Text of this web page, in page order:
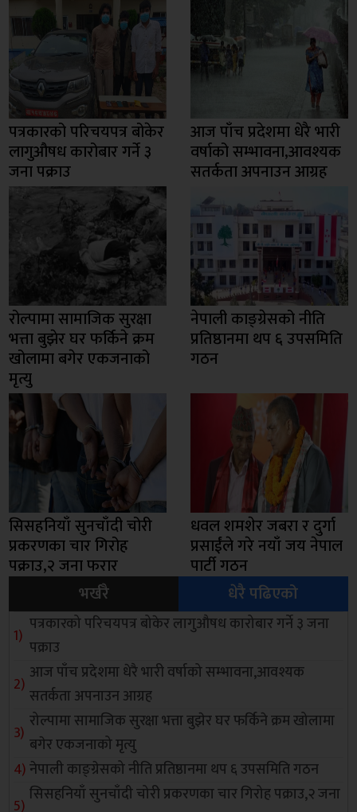
पत्रकारको परिचयपत्र बोकेर
लागुऔषध कारोबार गर्ने ३
जना पक्राउ
आज पाँच प्रदेशमा धेरै भारी
वर्षाको सम्भावना,आवश्यक
सतर्कता अपनाउन आग्रह
रोल्पामा सामाजिक सुरक्षा
भत्ता बुझेर घर फर्किने क्रम
खोलामा बगेर एकजनाको
मृत्यु
नेपाली काङ्ग्रेसको नीति
प्रतिष्ठानमा थप ६ उपसमिति
गठन
सिसहनियाँ सुनचाँदी चोरी
प्रकरणका चार गिरोह
पक्राउ,२ जना फरार
धवल शमशेर जबरा र दुर्गा
प्रसाईंले गरे नयाँ जय नेपाल
पार्टी गठन
भर्खरै
धेरै पढिएको
पत्रकारको परिचयपत्र बोकेर लागुऔषध कारोबार गर्ने ३ जना
पक्राउ
आज पाँच प्रदेशमा धेरै भारी वर्षाको सम्भावना,आवश्यक
सतर्कता अपनाउन आग्रह
रोल्पामा सामाजिक सुरक्षा भत्ता बुझेर घर फर्किने क्रम खोलामा
बगेर एकजनाको मृत्यु
नेपाली काङ्ग्रेसको नीति प्रतिष्ठानमा थप ६ उपसमिति गठन
सिसहनियाँ सुनचाँदी चोरी प्रकरणका चार गिरोह पक्राउ,२ जना